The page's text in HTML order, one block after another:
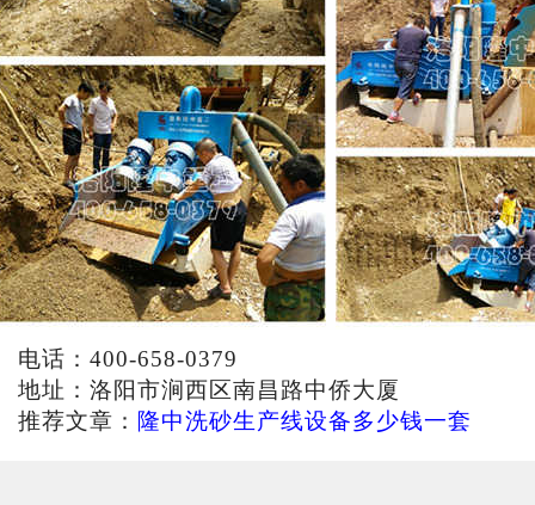
电话：400-658-0379
地址：洛阳市涧西区南昌路中侨大厦
推荐文章： 隆中洗砂生产线设备多少钱一套